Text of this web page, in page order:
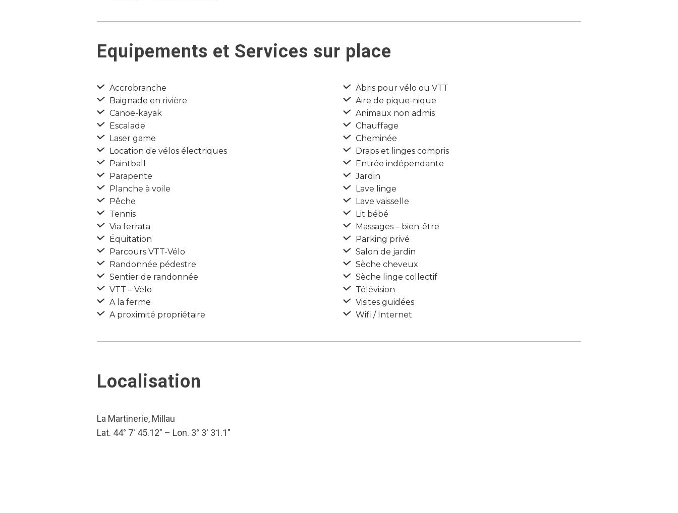
Equipements et Services sur place
Accrobranche
Baignade en rivière
Canoe-kayak
Escalade
Laser game
Location de vélos électriques
Paintball
Parapente
Planche à voile
Pêche
Tennis
Via ferrata
Équitation
Parcours VTT-Vélo
Randonnée pédestre
Sentier de randonnée
VTT – Vélo
A la ferme
A proximité propriétaire
Abris pour vélo ou VTT
Aire de pique-nique
Animaux non admis
Chauffage
Cheminée
Draps et linges compris
Entrée indépendante
Jardin
Lave linge
Lave vaisselle
Lit bébé
Massages – bien-être
Parking privé
Salon de jardin
Sèche cheveux
Sèche linge collectif
Télévision
Visites guidées
Wifi / Internet
Localisation
La Martinerie, Millau
Lat. 44° 7′ 45.12″ – Lon. 3° 3′ 31.1″